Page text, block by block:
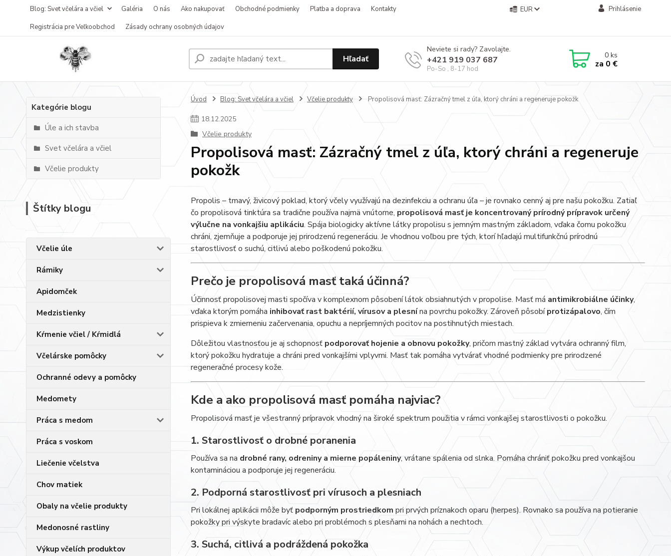
Blog: Svet včelára a včiel Galéria O nás Ako nakupovať Obchodné podmienky Platba a doprava
Kontakty
Registrácia pre Veľkoobchod
Zásady ochrany osobných údajov
EUR Prihlásenie
Hľadať
Neviete si rady? Zavolajte.
+421 919 037 687
Po-So , 8-17 hod
0ks
za 0 €
Kategórie blogu
Úle a ich stavba
Svet včelára a včiel
Včelie produkty
Štítky blogu
Včelie úle
Rámiky
Apidomček
Medzistienky
Kŕmenie včiel / Kŕmidlá
Včelárske pomôcky
Ochranné odevy a pomôcky
Medomety
Práca s medom
Práca s voskom
Liečenie včelstva
Chov matiek
Obaly na včelie produkty
Medonosné rastliny
Výkup včelích produktov
Úvod Blog: Svet včelára a včiel Včelie produkty Propolisová masť: Zázračný tmel z úľa, ktorý chráni a regeneruje pokožk
18.12.2025
Včelie produkty
Propolisová masť: Zázračný tmel z úľa, ktorý chráni a regeneruje
pokožk
Propolis – tmavý, živicový poklad, ktorý včely využívajú na dezinfekciu a ochranu úľa – je rovnako cenný aj pre našu pokožku. Zatiaľ
čo propolisová tinktúra sa tradične používa najmä vnútorne, propolisová masť je koncentrovaný prírodný prípravok určený
výlučne na vonkajšiu aplikáciu. Spája biologicky aktívne látky propolisu s jemným mastným základom, vďaka čomu pokožku
chráni, zjemňuje a podporuje jej prirodzenú regeneráciu. Je vhodnou voľbou pre tých, ktorí hľadajú multifunkčnú prírodnú
starostlivosť o suchú, citlivú alebo poškodenú pokožku.
Prečo je propolisová masť taká účinná?
Účinnosť propolisovej masti spočíva v komplexnom pôsobení látok obsiahnutých v propolise. Masť má antimikrobiálne účinky,
vďaka ktorým pomáha inhibovať rast baktérií, vírusov a plesnína povrchu pokožky. Zároveň pôsobíprotizápalovo, čím
prispieva k zmierneniu začervenania, opuchu a nepríjemných pocitov na postihnutých miestach.
Dôležitou vlastnosťou je aj schopnosť podporovať hojenie a obnovu pokožky, pričom mastný základ vytvára ochranný film,
ktorý pokožku hydratuje a chráni pred vonkajšími vplyvmi. Masť tak pomáha vytvárať vhodné podmienky pre prirodzené
regeneračné procesy kože.
Kde a ako propolisová masť pomáha najviac?
Propolisová masť je všestranný prípravok vhodný na široké spektrum použitia v rámci vonkajšej starostlivosti o pokožku.
1. Starostlivosť o drobné poranenia
Používa sa na drobné rany, odreniny a mierne popáleniny, vrátane spálenia od slnka. Pomáha chrániť pokožku pred vonkajšou
kontamináciou a podporuje jej regeneráciu.
2. Podporná starostlivosť pri vírusoch a plesniach
Pri lokálnej aplikácii môže byť podporným prostriedkom pri prvých príznakoch oparu (herpes). Rovnako sa používa na potieranie
pokožky pri výskyte bradavíc alebo pri problémoch s plesňami na nohách a nechtoch.
3. Suchá, citlivá a podráždená pokožka